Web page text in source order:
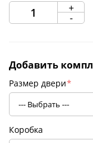
+
-
Добавить
Размер двери*
Коробка